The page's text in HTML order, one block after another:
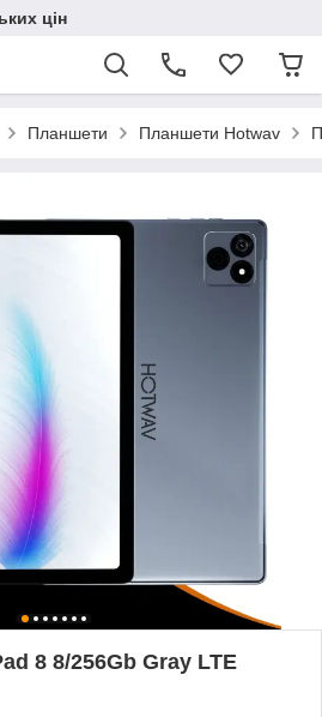
цін
Планшети Планшети Hotwav
8 8/256Gb Gray LTE